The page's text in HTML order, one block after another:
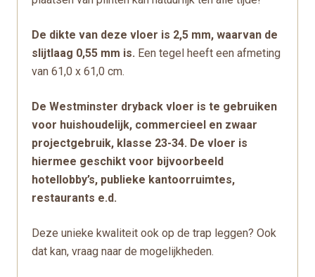
De dikte van deze vloer is 2,5 mm, waarvan de
slijtlaag 0,55 mm is. Een tegel heeft een afmeting
van 61,0 x 61,0 cm.
De Westminster dryback vloer is te gebruiken
voor huishoudelijk, commercieel en zwaar
projectgebruik, klasse 23-34. De vloer is
hiermee geschikt voor bijvoorbeeld
hotellobby’s, publieke kantoorruimtes,
restaurants e.d.
Deze unieke kwaliteit ook op de trap leggen? Ook
dat kan, vraag naar de mogelijkheden.